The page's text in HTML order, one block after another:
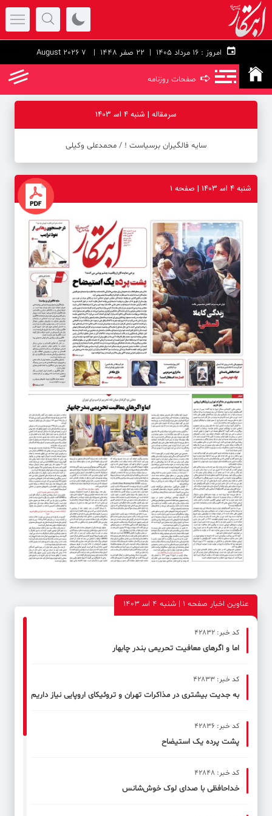
امروز : 22 صفر 1448 | 7 August 2026
➪ صفحات روزنامه
سرمقاله | شنبه 4 اس‍ 1403
سایه فالگیران برسیاست ! / محمدعلی وکیلی
شنبه 4 اس‍ 1403 | صفحه ۱
عناوین اخبار صفحه ۱ | شنبه 4 اس‍ 1403
کد خبر: 42832
اما و اگرهای معافیت تحریمی بندر چابهار
کد خبر: 42833
به جدیت بیشتری در مذاکرات تهران و تروئیکای اروپایی نیاز داریم
کد خبر: 42836
پشت پرده یک استیضاح
کد خبر: 42848
خداحافظی با صدای لوک خوش‌شانس